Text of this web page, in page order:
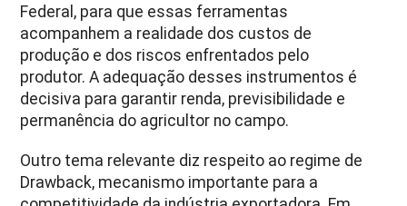
Federal, para que essas ferramentas
acompanhem a realidade dos custos de
produção e dos riscos enfrentados pelo
produtor. A adequação desses instrumentos é
decisiva para garantir renda, previsibilidade e
permanência do agricultor no campo.
Outro tema relevante diz respeito ao regime de
Drawback, mecanismo importante para a